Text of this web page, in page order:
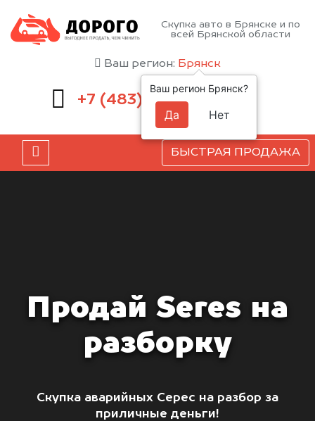
Скупка авто в Брянске и по
всей Брянской области
Ваш регион: Брянск
+7 (483) 232-00-41
БЫСТРАЯ ПРОДАЖА
Продай Seres на
разборку
Скупка аварийных Серес на разбор за
приличные деньги!
Ваш регион Брянск?
Да Нет